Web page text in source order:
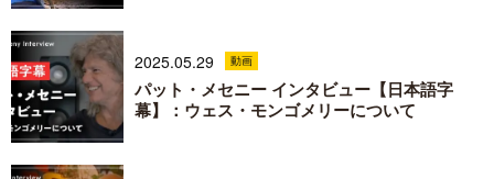
2025.05.29 動画
パット・メセニー インタビュー【日本語字
幕】：ウェス・モンゴメリーについて